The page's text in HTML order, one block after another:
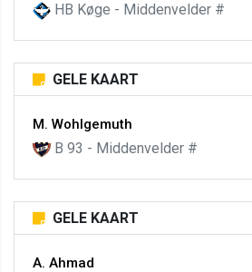
HB Køge - Middenvelder #
GELE KAART
M. Wohlgemuth
B 93 - Middenvelder #
GELE KAART
A. Ahmad